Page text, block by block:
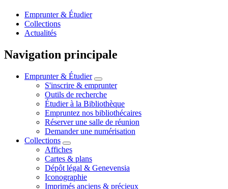
Emprunter & Étudier
Collections
Actualités
Navigation principale
Emprunter & Étudier
S'inscrire & emprunter
Outils de recherche
Étudier à la Bibliothèque
Empruntez nos bibliothécaires
Réserver une salle de réunion
Demander une numérisation
Collections
Affiches
Cartes & plans
Dépôt légal & Genevensia
Iconographie
Imprimés anciens & précieux